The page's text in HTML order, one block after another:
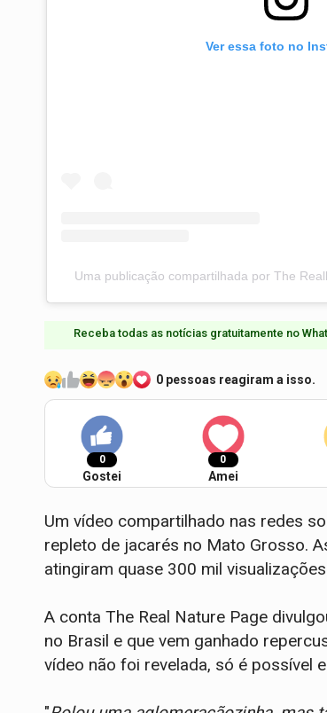
Ver essa foto no
Uma publicação compartilhada por The
Receba todas as notícias gratuitamente no
0 pessoas reagiram a isso.
0
Gostei
0
Amei
Um vídeo compartilhado nas redes
repleto de jacarés no Mato Grosso.
atingiram quase 300 mil
A conta The Real Nature Page
no Brasil e que vem ganhado
vídeo não foi revelada, só é possível